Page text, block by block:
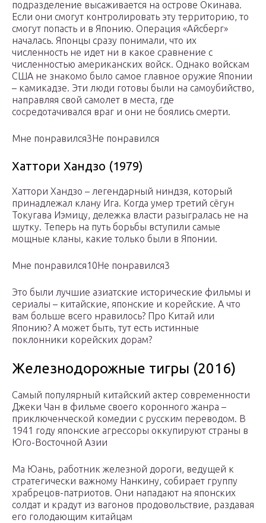
подразделение высаживается на острове Окинава.
Если они смогут контролировать эту территорию, то
смогут попасть и в Японию. Операция «Айсберг»
началась. Японцы сразу понимали, что их
численность не идет ни в какое сравнение с
численностью американских войск. Однако войскам
США не знакомо было самое главное оружие Японии
– камикадзе. Эти люди готовы были на самоубийство,
направляя свой самолет в места, где
сосредотачивался враг и они не боялись смерти.
Мне понравился3Не понравился
Хаттори Хандзо (1979)
Хаттори Хандзо – легендарный ниндзя, который
принадлежал клану Ига. Когда умер третий сёгун
Токугава Иэмицу, дележка власти разыгралась не на
шутку. Теперь на путь борьбы вступили самые
мощные кланы, какие только были в Японии.
Мне понравился10Не понравился3
Это были лучшие азиатские исторические фильмы и
сериалы – китайские, японские и корейские. А что
вам больше всего нравилось? Про Китай или
Японию? А может быть, тут есть истинные
поклонники корейских дорам?
Железнодорожные тигры (2016)
Самый популярный китайский актер современности
Джеки Чан в фильме своего коронного жанра –
приключенческой комедии с русским переводом. В
1941 году японские агрессоры оккупируют страны в
Юго-Восточной Азии
Ма Юань, работник железной дороги, ведущей к
стратегически важному Нанкину, собирает группу
храбрецов-патриотов. Они нападают на японских
солдат и крадут из вагонов продовольствие, раздавая
его голодающим китайцам